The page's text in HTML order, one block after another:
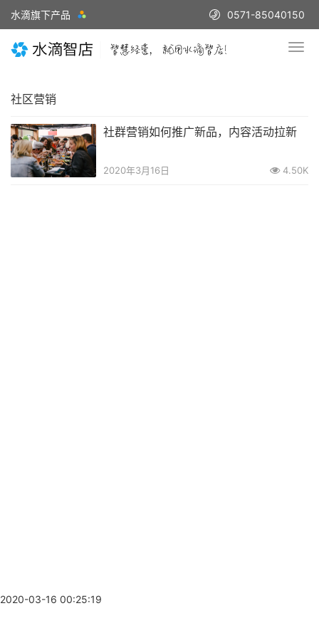
水滴旗下产品 0571-85040150
社区营销
社群营销如何推广新品，内容活动拉新
2020年3月16日 4.50K
2020-03-16 00:25:19